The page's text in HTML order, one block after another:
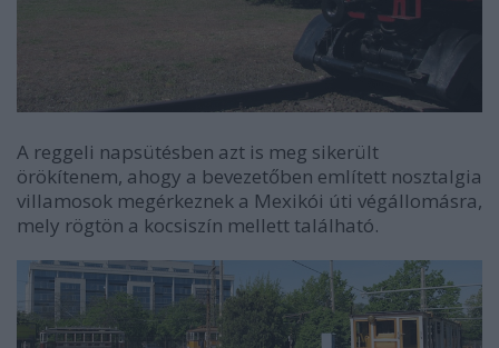
A reggeli napsütésben azt is meg sikerült
örökítenem, ahogy a bevezetőben említett nosztalgia
villamosok megérkeznek a Mexikói úti végállomásra,
mely rögtön a kocsiszín mellett található.